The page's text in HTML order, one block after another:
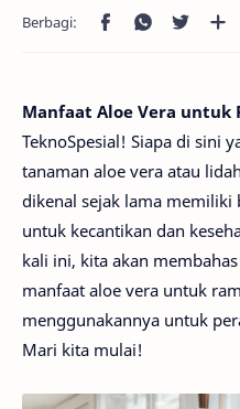
Manfaat Aloe Vera untuk
TeknoSpesial! Siapa di sini
tanaman aloe vera atau
dikenal sejak lama memiliki
untuk kecantikan dan
kali ini, kita akan
manfaat aloe vera untuk
menggunakannya untuk
Mari kita mulai!